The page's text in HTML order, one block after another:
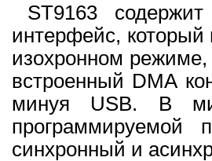
ST9163
интерфейс,
изохронном
встроенный DMA
минуя USB. В
синхронный и